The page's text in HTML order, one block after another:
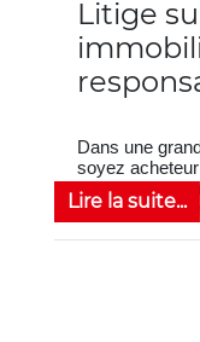
Litige
Dans une
soyez
en cas de
condition
Lire la suite...